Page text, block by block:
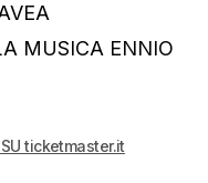
MUSICA ENNIO
SU ticketmaster.it